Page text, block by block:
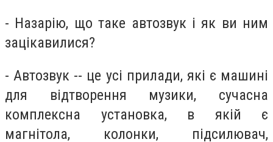
- Назарію, що таке автозвук і як ви ним
зацікавилися?
- Автозвук -- це усі прилади, які є машині
для відтворення музики, сучасна
комплексна установка, в якій є
магнітола, колонки, підсилювач,